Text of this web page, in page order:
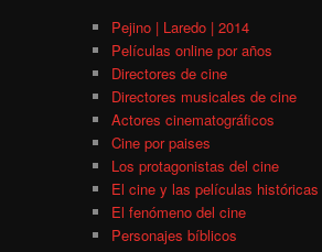
Pejino | Laredo | 2014
Películas online por años
Directores de cine
Directores musicales de cine
Actores cinematográficos
Cine por paises
Los protagonistas del cine
El cine y las películas históricas
El fenómeno del cine
Personajes bíblicos